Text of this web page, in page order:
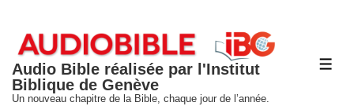
passer
contenu
principal
Audio Bible réalisée par l'Institut
Biblique de Genève
Un nouveau chapitre de la Bible, chaque jour de l’année.